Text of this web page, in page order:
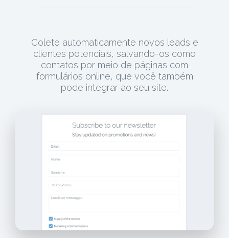
Colete automaticamente novos leads e
clientes potenciais, salvando-os como
contatos por meio de páginas com
formulários online, que você também
pode integrar ao seu site.